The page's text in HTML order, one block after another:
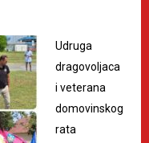
Udruga
dragovoljaca
i veterana
domovinskog
rata